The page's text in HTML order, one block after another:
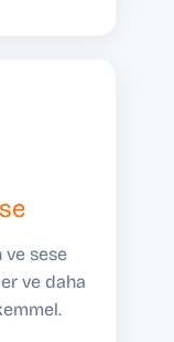
ve sese
ve daha